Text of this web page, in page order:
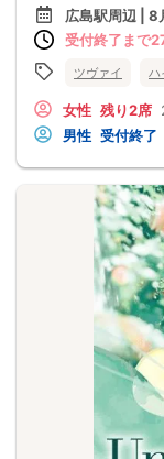
広島駅周辺 |
受付終了まで
ツヴァイ ハ
女性 残り2席
男性 受付終了